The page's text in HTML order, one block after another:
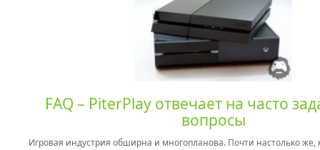
FAQ – PiterPlay отвечает на часто
вопросы
Игровая индустрия обширна и многопланова. Почти настолько же,